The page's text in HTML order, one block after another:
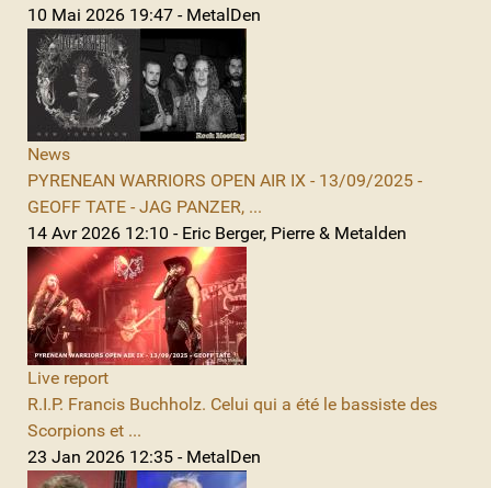
10 Mai 2026 19:47 - MetalDen
News
PYRENEAN WARRIORS OPEN AIR IX - 13/09/2025 -
GEOFF TATE - JAG PANZER, ...
14 Avr 2026 12:10 - Eric Berger, Pierre & Metalden
Live report
R.I.P. Francis Buchholz. Celui qui a été le bassiste des
Scorpions et ...
23 Jan 2026 12:35 - MetalDen